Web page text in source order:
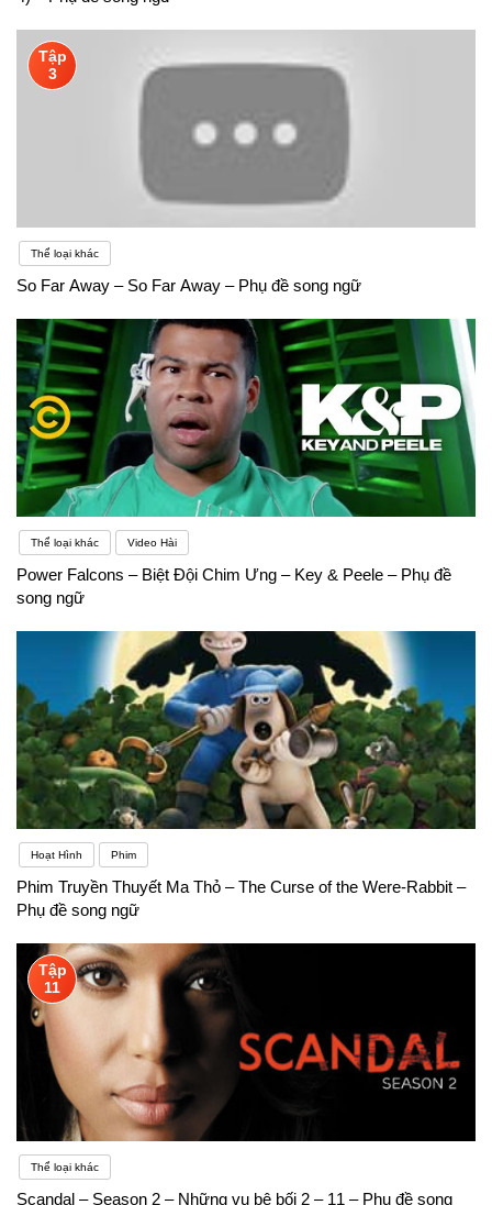
Tập
3
Thể loại khác
So Far Away – So Far Away – Phụ đề song ngữ
Thể loại khác Video Hài
Power Falcons – Biệt Đội Chim Ưng – Key & Peele – Phụ đề
song ngữ
Hoạt Hình Phim
Phim Truyền Thuyết Ma Thỏ – The Curse of the Were-Rabbit –
Phụ đề song ngữ
Tập
11
Thể loại khác
Scandal – Season 2 – Những vụ bê bối 2 – 11 – Phụ đề song